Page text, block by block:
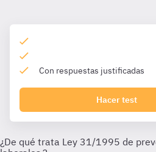
Con respuestas justificadas
Hacer test